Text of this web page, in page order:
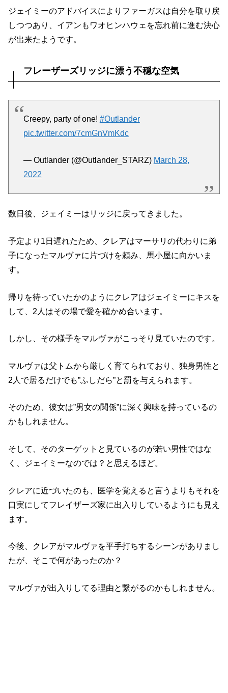
しつつあり、イアンもワオヒンハウェを忘れ前に進む決心
が出来たようです。
Creepy, party of one!#Outlander
pic.twitter.com/7cmGnVmKdc
— Outlander (@Outlander_STARZ)
数日後、ジェイミーはリッジに戻ってきました。
予定より1日遅れたため、クレアはマーサリの代わりに弟
子になったマルヴァに片づけを頼み、馬小屋に向かいま
帰りを待っていたかのようにクレアはジェイミーにキスを
しかし、その様子をマルヴァがこっそり見ていたのです。
マルヴァは父トムから厳しく育てられており、独身男性と
2人で居るだけでも”ふしだら”と罰を与えられます。
そのため、彼女は”男女の関係”に深く興味を持っているの
かもしれません。
そして、そのターゲットと見ているのが若い男性ではな
く、ジェイミーなのでは？と思えるほど。
クレアに近づいたのも、医学を覚えると言うよりもそれを
口実にしてフレイザーズ家に出入りしているようにも見え
ます。
今後、クレアがマルヴァを平手打ちするシーンがありまし
たが、そこで何があったのか？
マルヴァが出入りしてる理由と繋がるのかもしれません。